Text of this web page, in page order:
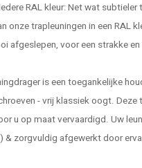
RAL kleur: Net wat
onze trapleuningen in een RAL
afgeslepen, voor een strakke
is een toegankelijke
- vrij klassiek oogt.
u op maat vervaardigd. Uw
& zorgvuldig afgewerkt door